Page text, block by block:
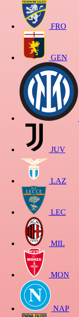
FRO
GEN
JUV
LAZ
LEC
MIL
MON
NAP